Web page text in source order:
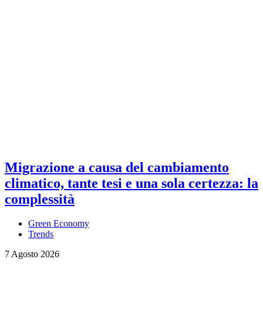
Migrazione a causa del cambiamento
climatico, tante tesi e una sola certezza: la
complessità
Green Economy
Trends
7 Agosto 2026